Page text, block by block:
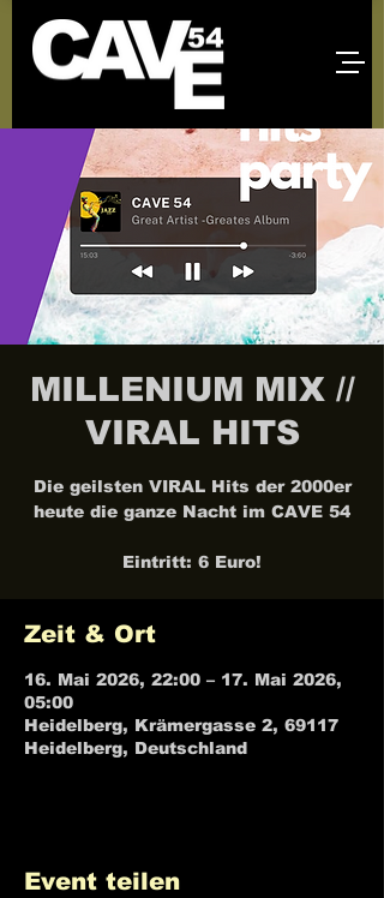
MILLENIUM MIX //
VIRAL HITS
Die geilsten VIRAL Hits der 2000er
heute die ganze Nacht im CAVE 54
Eintritt: 6 Euro!
Zeit & Ort
16. Mai 2026, 22:00 – 17. Mai 2026,
05:00
Heidelberg, Krämergasse 2, 69117
Heidelberg, Deutschland
Event teilen